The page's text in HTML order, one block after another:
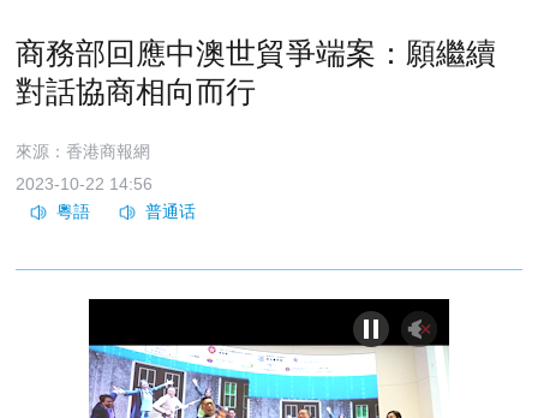
商務部回應中澳世貿爭端案：願繼續
對話協商相向而行
來源：香港商報網
2023-10-22 14:56